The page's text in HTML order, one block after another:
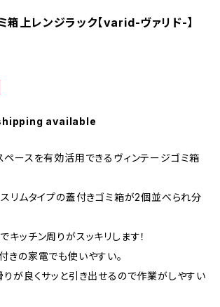
箱上レンジラック【varid-ヴァリド-】
available
ペースを有効活用できるヴィンテージゴミ箱
リムタイプの蓋付きゴミ箱が2個並べられ分
キッチン周りがスッキリします！
きの家電でも使いやすい。
りが良くサッと引き出せるので作業がしやすい